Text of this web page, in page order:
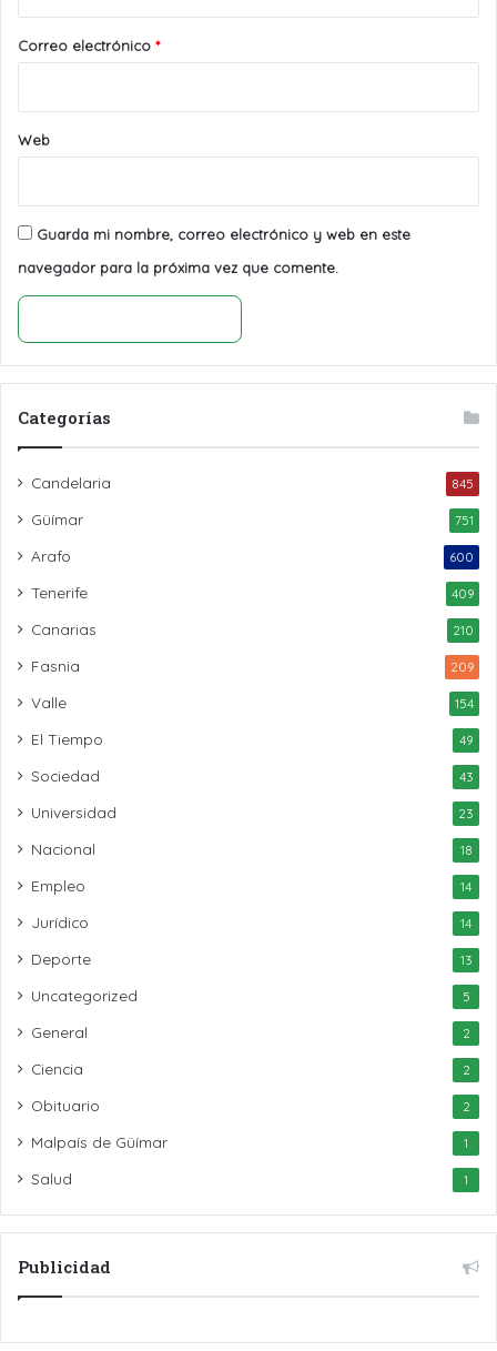
*Correo electrónico *
Web
Guarda mi nombre, correo electrónico y web en este
navegador para la próxima vez que comente.
Categorías
Candelaria 845
Güímar 751
Arafo 600
Tenerife 409
Canarias 210
Fasnia 209
Valle 154
El Tiempo 49
Sociedad 43
Universidad 23
Nacional 18
Empleo 14
Jurídico 14
Deporte 13
Uncategorized 5
General 2
Ciencia 2
Obituario 2
Malpaís de Güímar 1
Salud 1
Publicidad